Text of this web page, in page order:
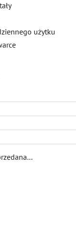
użytku